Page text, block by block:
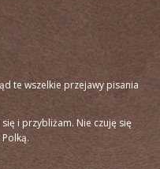
te wszelkie przejawy pisania
i przybliżam. Nie czuję się